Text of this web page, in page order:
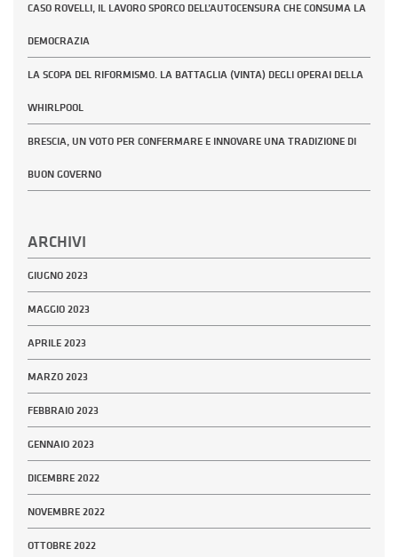
CASO ROVELLI, IL LAVORO SPORCO DELL’AUTOCENSURA CHE CONSUMA LA
DEMOCRAZIA
LA SCOPA DEL RIFORMISMO. LA BATTAGLIA (VINTA) DEGLI OPERAI DELLA
WHIRLPOOL
BRESCIA, UN VOTO PER CONFERMARE E INNOVARE UNA TRADIZIONE DI
BUON GOVERNO
ARCHIVI
GIUGNO 2023
MAGGIO 2023
APRILE 2023
MARZO 2023
FEBBRAIO 2023
GENNAIO 2023
DICEMBRE 2022
NOVEMBRE 2022
OTTOBRE 2022